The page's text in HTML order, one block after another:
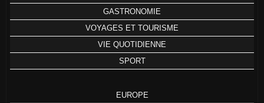
GASTRONOMIE
VOYAGES ET TOURISME
VIE QUOTIDIENNE
SPORT
EUROPE